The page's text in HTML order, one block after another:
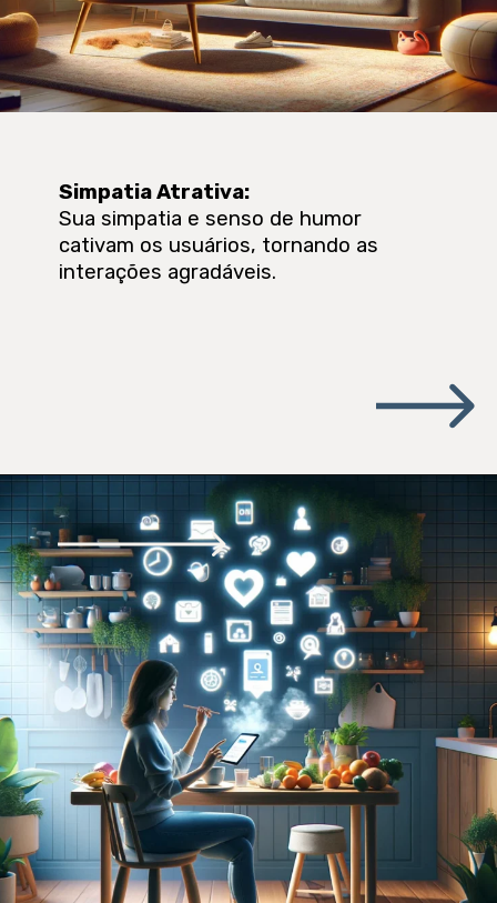
Simpatia Atrativa:
Sua simpatia e senso de humor
cativam os usuários, tornando as
interações agradáveis.